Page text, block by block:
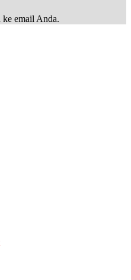
ke email Anda.